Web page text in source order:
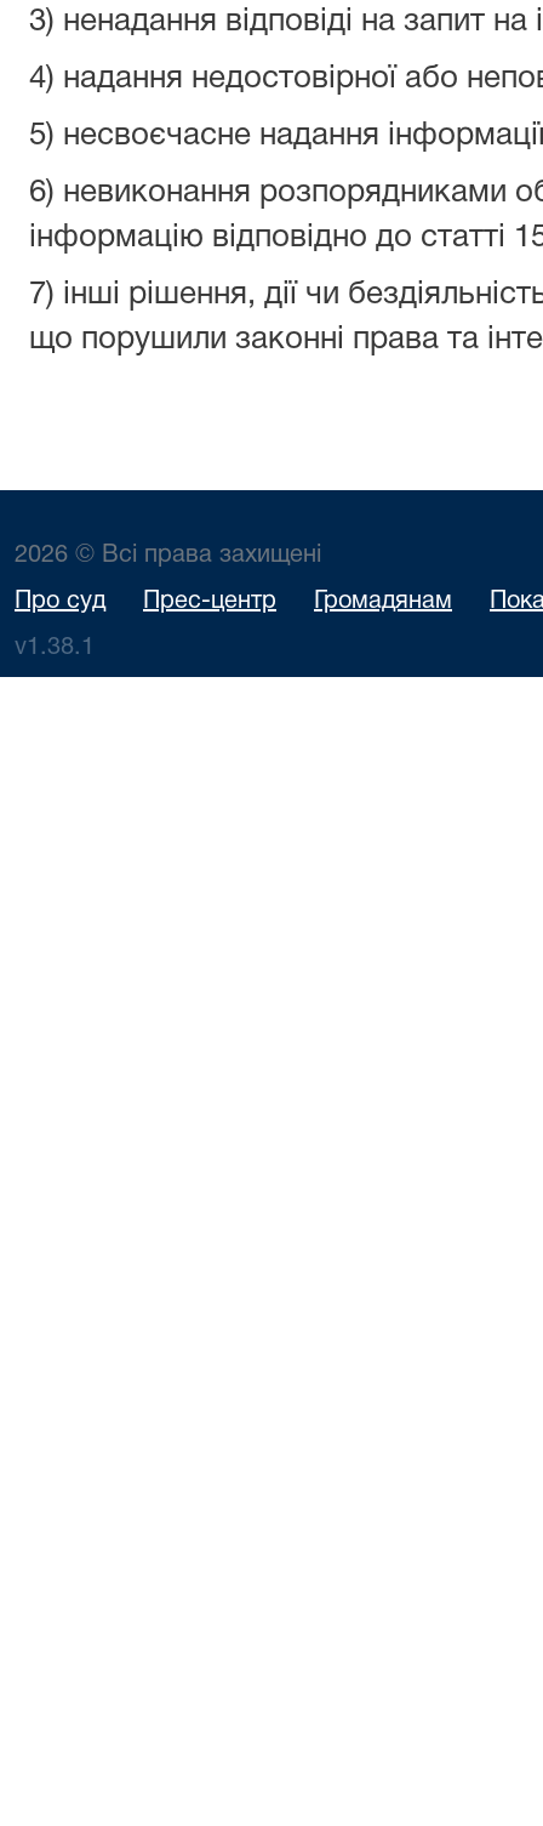
3) ненадання відповіді на запит
4) надання недостовірної або
5) несвоєчасне надання
6) невиконання розпорядниками
інформацію відповідно до статті
7) інші рішення, дії чи
що порушили законні права та
2026 © Всі права захищені
Про суд Прес-центр Громадянам
v1.38.1